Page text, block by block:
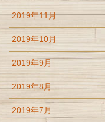
2019年11月
2019年10月
2019年9月
2019年8月
2019年7月